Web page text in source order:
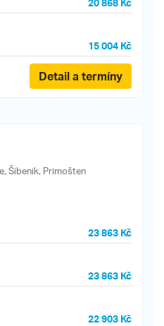
20 868 Kč
15 004 Kč
Detail a termíny
Šibenik, Primošten
23 863 Kč
23 863 Kč
22 903 Kč